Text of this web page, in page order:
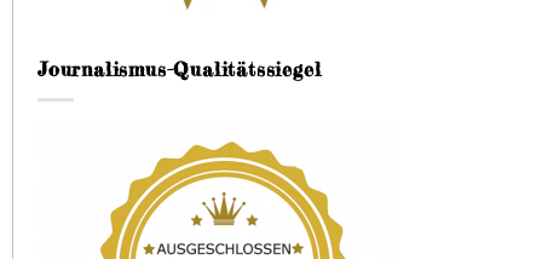
Journalismus-Qualitätssiegel